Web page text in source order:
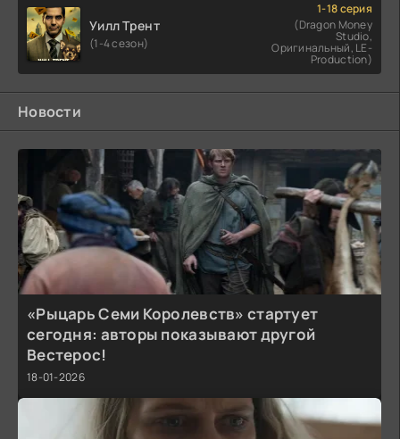
Уилл Трент
(1-4 сезон)
1-18 серия
(Dragon Money
Studio,
Оригинальный, LE-
Production)
Новости
«Рыцарь Семи Королевств» стартует
сегодня: авторы показывают другой
Вестерос!
18-01-2026